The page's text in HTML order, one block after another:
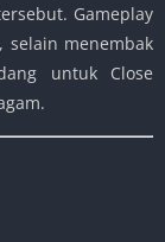
Gameplay
selain menembak
untuk Close